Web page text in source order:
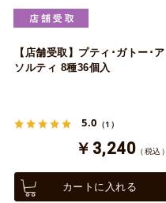
【店舗受取】プティ･ガトー･ア
ソルティ 8種36個入
5.0 （1）
￥3,240 （税込）
カートに入れる